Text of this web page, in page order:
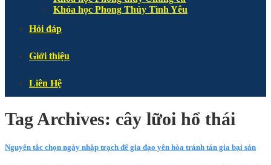
Khóa học Phong Thủy Tình Yêu
Hỏi đáp
Giới thiệu
Liên Hệ
Tag Archives: cây lữoi hổ thái
Nguyên tắc chọn ngày nhập trạch để gia đạo yên hòa tránh tán gia bại sản